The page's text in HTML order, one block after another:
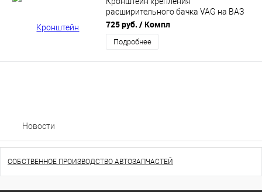
расширительного бачка VAG на ВАЗ
2123, Lada Niva Travel. PBK
725 руб. / Компл
Подробнее
Новости
СОБСТВЕННОЕ ПРОИЗВОДСТВО АВТОЗАПЧАСТЕЙ